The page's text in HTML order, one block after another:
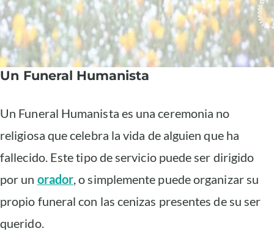
Un Funeral Humanista
Un Funeral Humanista es una ceremonia no
religiosa que celebra la vida de alguien que ha
fallecido. Este tipo de servicio puede ser dirigido
por un orador, o simplemente puede organizar su
propio funeral con las cenizas presentes de su ser
querido.